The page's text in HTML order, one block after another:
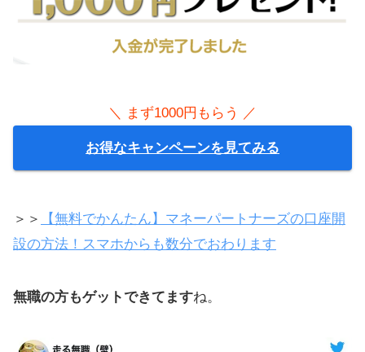
ぼくが毎月儲かってるおすすめ投資
ワンタッチ設定の「かんたん自動
＼ まず1000円もらう ／
お得なキャンペーンを見てみる
＞＞
【無料でかんたん】マネーパートナーズの口座開
設の方法！スマホからも数分でおわります
無職の方もゲットできてますね。